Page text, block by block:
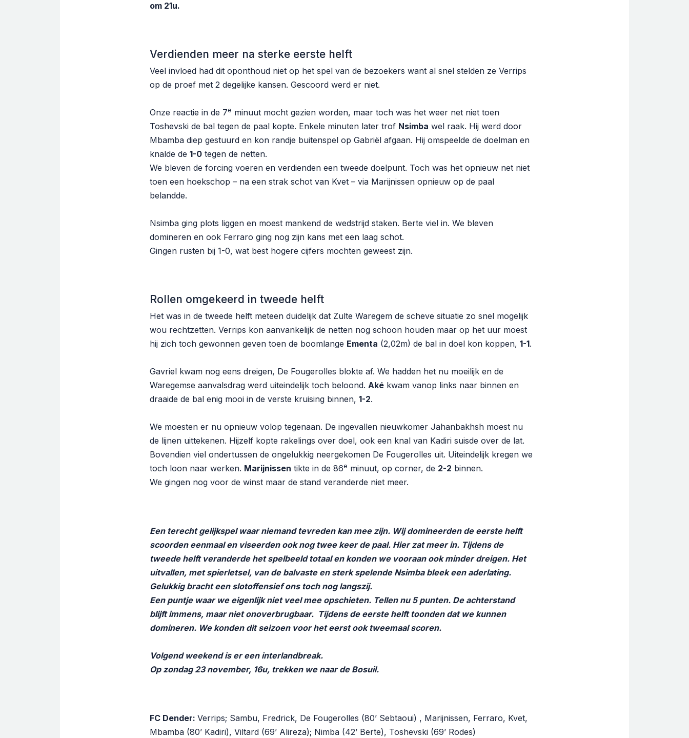
om 21u.
Verdienden meer na sterke eerste helft
Veel invloed had dit oponthoud niet op het spel van de bezoekers want al snel stelden ze Verrips
op de proef met 2 degelijke kansen. Gescoord werd er niet.
Onze reactie in de 7e minuut mocht gezien worden, maar toch was het weer net niet toen
Toshevski de bal tegen de paal kopte. Enkele minuten later trof Nsimba wel raak. Hij werd door
Mbamba diep gestuurd en kon randje buitenspel op Gabriël afgaan. Hij omspeelde de doelman en
knalde de 1-0 tegen de netten.
We bleven de forcing voeren en verdienden een tweede doelpunt. Toch was het opnieuw net niet
toen een hoekschop – na een strak schot van Kvet – via Marijnissen opnieuw op de paal
belandde.
Nsimba ging plots liggen en moest mankend de wedstrijd staken. Berte viel in. We bleven
domineren en ook Ferraro ging nog zijn kans met een laag schot.
Gingen rusten bij 1-0, wat best hogere cijfers mochten geweest zijn.
Rollen omgekeerd in tweede helft
Het was in de tweede helft meteen duidelijk dat Zulte Waregem de scheve situatie zo snel mogelijk
wou rechtzetten. Verrips kon aanvankelijk de netten nog schoon houden maar op het uur moest
hij zich toch gewonnen geven toen de boomlange Ementa (2,02m) de bal in doel kon koppen, 1-1.
Gavriel kwam nog eens dreigen, De Fougerolles blokte af. We hadden het nu moeilijk en de
Waregemse aanvalsdrag werd uiteindelijk toch beloond. Aké kwam vanop links naar binnen en
draaide de bal enig mooi in de verste kruising binnen, 1-2.
We moesten er nu opnieuw volop tegenaan. De ingevallen nieuwkomer Jahanbakhsh moest nu
de lijnen uittekenen. Hijzelf kopte rakelings over doel, ook een knal van Kadiri suisde over de lat.
Bovendien viel ondertussen de ongelukkig neergekomen De Fougerolles uit. Uiteindelijk kregen we
toch loon naar werken. Marijnissen tikte in de 86e minuut, op corner, de 2-2 binnen.
We gingen nog voor de winst maar de stand veranderde niet meer.
Een terecht gelijkspel waar niemand tevreden kan mee zijn. Wij domineerden de eerste helft
scoorden eenmaal en viseerden ook nog twee keer de paal. Hier zat meer in. Tijdens de
tweede helft veranderde het spelbeeld totaal en konden we vooraan ook minder dreigen. Het
uitvallen, met spierletsel, van de balvaste en sterk spelende Nsimba bleek een aderlating.
Gelukkig bracht een slotoffensief ons toch nog langszij.
Een puntje waar we eigenlijk niet veel mee opschieten. Tellen nu 5 punten. De achterstand
blijft immens, maar niet onoverbrugbaar. Tijdens de eerste helft toonden dat we kunnen
domineren. We konden dit seizoen voor het eerst ook tweemaal scoren.
Volgend weekend is er een interlandbreak.
Op zondag 23 november, 16u, trekken we naar de Bosuil.
FC Dender: Verrips; Sambu, Fredrick, De Fougerolles (80’ Sebtaoui) , Marijnissen, Ferraro, Kvet,
Mbamba (80’ Kadiri), Viltard (69’ Alireza); Nimba (42’ Berte), Toshevski (69’ Rodes)